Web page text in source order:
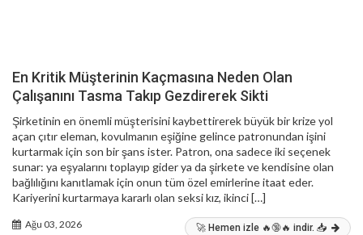
En Kritik Müşterinin Kaçmasına Neden Olan
Çalışanını Tasma Takıp Gezdirerek Sikti
Şirketinin en önemli müşterisini kaybettirerek büyük bir krize yol
açan çıtır eleman, kovulmanın eşiğine gelince patronundan işini
kurtarmak için son bir şans ister. Patron, ona sadece iki seçenek
sunar: ya eşyalarını toplayıp gider ya da şirkete ve kendisine olan
bağlılığını kanıtlamak için onun tüm özel emirlerine itaat eder.
Kariyerini kurtarmaya kararlı olan seksi kız, ikinci […]
Ağu 03, 2026 🚀 Hemen izle 🔥🔞🔥 indir. 📥